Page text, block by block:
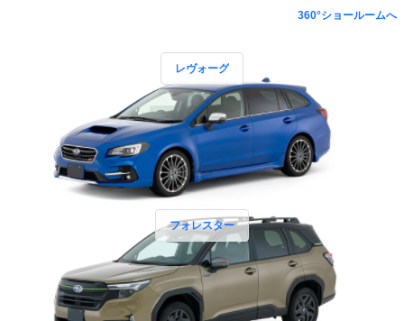
360°ショールームへ
レヴォーグ
フォレスター